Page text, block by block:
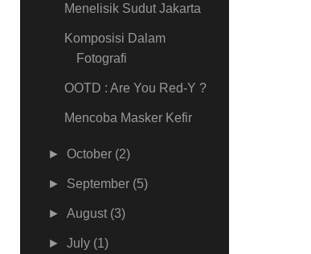
Menelisik Sudut Jakarta
Komposisi Dalam
Fotografi
OOTD : Are You Red-Y ?
Mencoba Masker Kefir
►October (2)
► September (5)
►August (3)
►July (1)